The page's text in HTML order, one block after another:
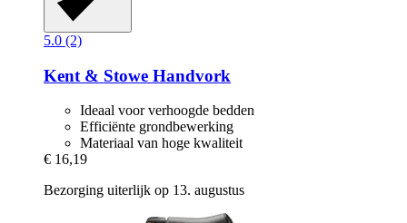
5.0 (2)
Kent & Stowe Handvork
Ideaal voor verhoogde bedden
Efficiënte grondbewerking
Materiaal van hoge kwaliteit
€ 16,19
Bezorging uiterlijk op 13. augustus